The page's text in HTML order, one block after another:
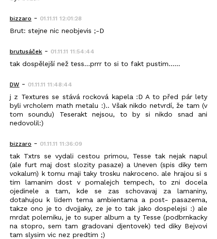
bizzaro - 01.11.11 12:01:28
Brut: stejne nic neobjevis ;-D
brutusáček - 01.11.11 11:54:44
tak dospělejší než tess...prrr to si to fakt pustim......
DW - 01.11.11 11:48:44
j z Textures se stává rocková kapela :D A to před pár lety
byli vrcholem math metalu :).. Však nikdo netvrdí, že tam (v
tom soundu) Teserakt nejsou, to by si nikdo snad ani
nedovolil:)
bizzaro - 01.11.11 11:36:09
tak Txtrs se vydali cestou primou, Tesse tak nejak napul
(ale furt maj dost slozity pasaze) a Uneven (spis diky tem
vokalum) k tomu maji taky trosku nakroceno. ale hrajou si s
tim lamanim dost v pomalejch tempech, to zni docela
ojedinele a tam, kde se zas schovavaj za lamaniny,
dotahujou k lidem tema ambientama a post- pasazema,
takze ono je to dvojjaky, ze je to tak jako dospelejsi :) ale
mrdat polemiku, je to super album a ty Tesse (podbrnkacky
na stopro, sem tam gradovani djentovek) ted diky Bejvovi
tam slysim vic nez predtim ;)